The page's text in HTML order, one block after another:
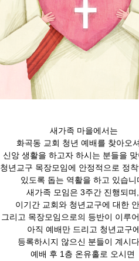
새가족 마을에서는
화곡동 교회 청년 예배를 찾아오
신앙 생활을 하고자 하시는 분들을 맞
청년교구 목장모임에 안정적으로 정
있도록 돕는 역활을 하고 있습니
새가족 모임은 3주간 진행되며,
이기간 교회와 청년교구에 대한
그리고 목장모임으로의 등반이 이루
아직 예배만 드리고 청년교구에
등록하시지 않으신 분들이 계시다
예배 후 1층 온유홀로 오시면